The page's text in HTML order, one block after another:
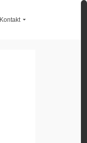
Kontakt